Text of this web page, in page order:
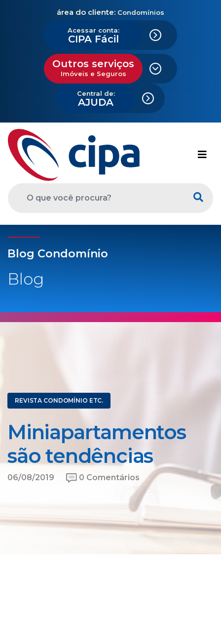
área do cliente: Condomínios
Acessar conta:
CIPA Fácil
Outros serviços
Imóveis e Seguros
Central de:
AJUDA
Blog Condomínio
Blog
REVISTA CONDOMÍNIO ETC.
Miniapartamentos
são tendências
06/08/2019 0 Comentários